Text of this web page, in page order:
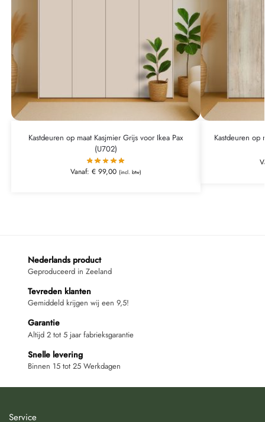
Kastdeuren op maat Kasjmier Grijs voor Ikea Pax
(U702)
Vanaf: €99,00 (incl. btw)
Kastdeuren op
Nederlands product
Geproduceerd in Zeeland
Tevreden klanten
Gemiddeld krijgen wij een 9,5!
Garantie
Altijd 2 tot 5 jaar fabrieksgarantie
Snelle levering
Binnen 15 tot 25 Werkdagen
Service